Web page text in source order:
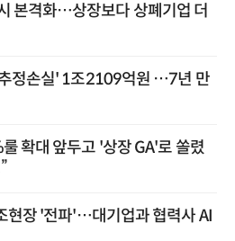
본격화…상장보다 상폐기업 더
정손실' 1조2109억원 …7년 만
확대 앞두고 '상장 GA'로 쏠렸
현장 '전파'…대기업과 협력사 AI